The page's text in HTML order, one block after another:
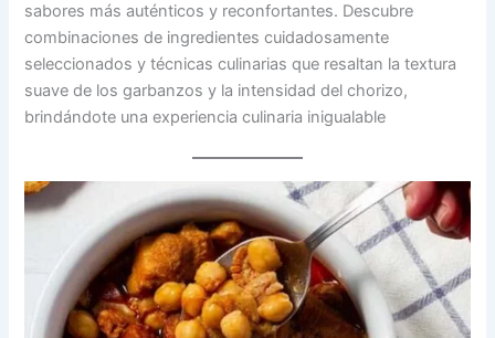
sabores más auténticos y reconfortantes. Descubre
combinaciones de ingredientes cuidadosamente
seleccionados y técnicas culinarias que resaltan la textura
suave de los garbanzos y la intensidad del chorizo,
brindándote una experiencia culinaria inigualable